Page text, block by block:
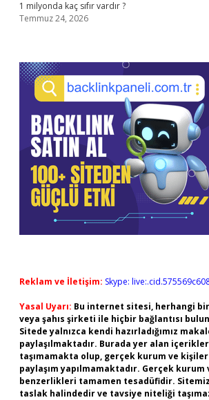
1 milyonda kaç sıfır vardır ?
Temmuz 24, 2026
Reklam ve İletişim: Skype:
Yasal Uyarı: Bu internet sitesi, herhangi
veya şahıs şirketi ile hiçbir bağlantısı
Sitede yalnızca kendi hazırladığımız
paylaşılmaktadır. Burada yer alan
taşımamakta olup, gerçek kurum ve kişiler
paylaşım yapılmamaktadır. Gerçek
benzerlikleri tamamen tesadüfidir.
taslak halindedir ve tavsiye niteliği